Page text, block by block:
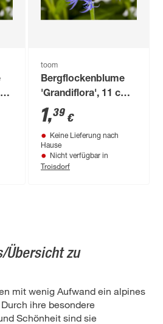
toom
Bergflockenblume
'Grandiflora', 11 cm
Topf
1,39 €
Keine Lieferung nach
Hause
Nicht verfügbar in
Troisdorf
Übersicht zu
mit wenig Aufwand ein alpines
ihre besondere
Schönheit sind sie